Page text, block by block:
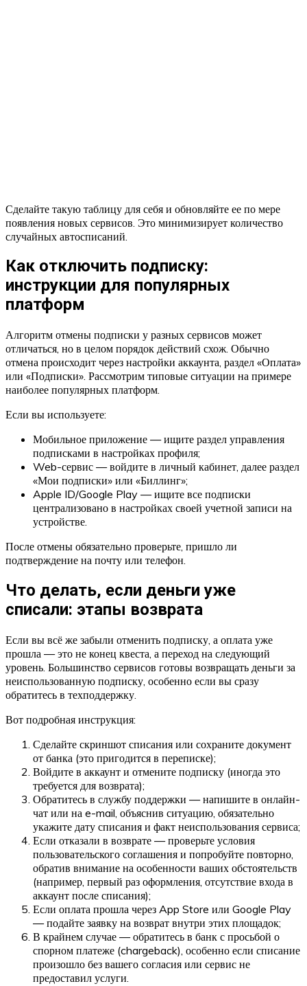
Сделайте такую таблицу для себя и обновляйте ее по мере
появления новых сервисов. Это минимизирует количество
случайных автосписаний.
Как отключить подписку:
инструкции для популярных
платформ
Алгоритм отмены подписки у разных сервисов может
отличаться, но в целом порядок действий схож. Обычно
отмена происходит через настройки аккаунта, раздел «Оплата»
или «Подписки». Рассмотрим типовые ситуации на примере
наиболее популярных платформ.
Если вы используете:
Мобильное приложение — ищите раздел управления
подписками в настройках профиля;
Web-сервис — войдите в личный кабинет, далее раздел
«Мои подписки» или «Биллинг»;
Apple ID/Google Play — ищите все подписки
централизовано в настройках своей учетной записи на
устройстве.
После отмены обязательно проверьте, пришло ли
подтверждение на почту или телефон.
Что делать, если деньги уже
списали: этапы возврата
Если вы всё же забыли отменить подписку, а оплата уже
прошла — это не конец квеста, а переход на следующий
уровень. Большинство сервисов готовы возвращать деньги за
неиспользованную подписку, особенно если вы сразу
обратитесь в техподдержку.
Вот подробная инструкция:
Сделайте скриншот списания или сохраните документ
от банка (это пригодится в переписке);
Войдите в аккаунт и отмените подписку (иногда это
требуется для возврата);
Обратитесь в службу поддержки — напишите в онлайн-
чат или на e-mail, объяснив ситуацию, обязательно
укажите дату списания и факт неиспользования сервиса;
Если отказали в возврате — проверьте условия
пользовательского соглашения и попробуйте повторно,
обратив внимание на особенности ваших обстоятельств
(например, первый раз оформления, отсутствие входа в
аккаунт после списания);
Если оплата прошла через App Store или Google Play
— подайте заявку на возврат внутри этих площадок;
В крайнем случае — обратитесь в банк с просьбой о
спорном платеже (chargeback), особенно если списание
произошло без вашего согласия или сервис не
предоставил услуги.